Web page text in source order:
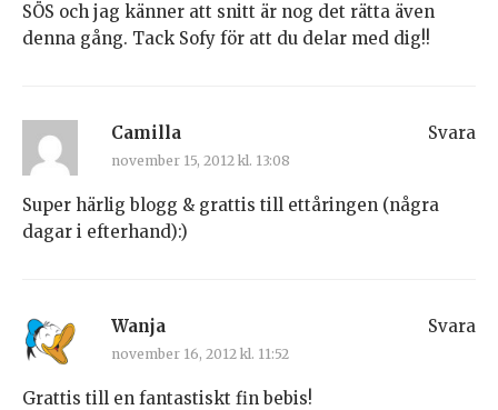
SÖS och jag känner att snitt är nog det rätta även
denna gång. Tack Sofy för att du delar med dig!!
Camilla
november 15, 2012 kl. 13:08
Super härlig blogg & grattis till ettåringen (några
dagar i efterhand):)
Svara
Wanja
november 16, 2012 kl. 11:52
Grattis till en fantastiskt fin bebis!
Svara